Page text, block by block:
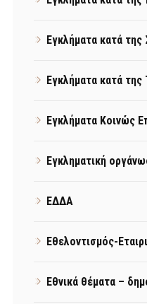
Εγκλήματα κατά
Εγκλήματα κατά της
Εγκλήματα Κοινώς
Εγκληματική
ΕΔΔΑ
Εθελοντισμός-
Εθνικά θέματα –